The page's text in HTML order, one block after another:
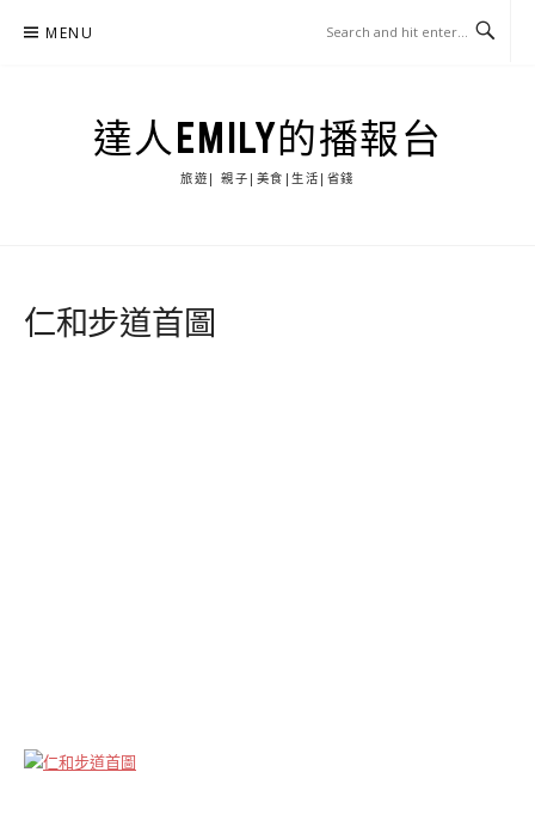
MENU
達人EMILY的播報台
旅遊| 親子|美食|生活|省錢
仁和步道首圖